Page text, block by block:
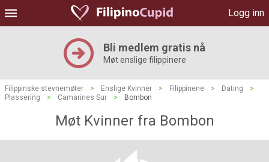
Logg inn
Bli medlem gratis nå
Møt enslige filippinere
Filippinske stevnemøter > Enslige Kvinner > Filippinene > Dating
>
Plassering
> Camarines Sur > Bombon
Møt Kvinner fra Bombon